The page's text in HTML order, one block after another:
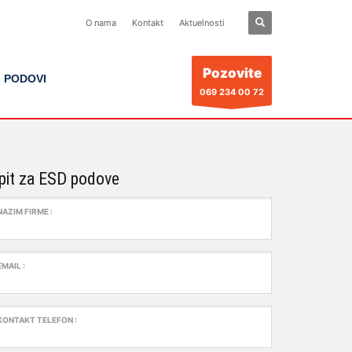
O nama Kontakt Aktuelnosti
Pozovite
069 234 00 72
za ESD podove
FIRME :
:
TELEFON :